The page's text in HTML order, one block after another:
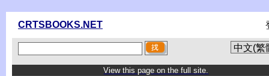
CRTSBOOKS.NET
View this page on the full site.